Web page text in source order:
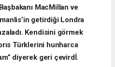
MacMillan ve
getirdiği Londra
Kendisini görmek
Türklerini hunharca
diyerek geri çevirdİ.